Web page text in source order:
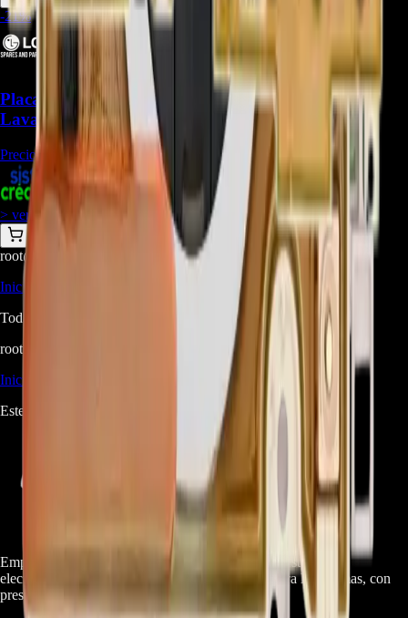
-21%
Placa de Circuito Impreso EBR78898214 para
Lavadoras LG - REP-1857
Precio Regular: 648.000
+ $510.000
> ver_
> desbloquear oferta_
root@ops:~# [ 0 ]_
Iniciá sesión
Todavía no hay preguntas respondidas. Hacé la primera.
root@ops:~#
Iniciá sesión
Este producto aún no tiene reseñas. Sé el primero en opinar.
Empresa especializada en electrodomésticos, repuestos de
electrodomésticos, motos electricas y repuestos para las mismas, con
presencia en toda Colombia.